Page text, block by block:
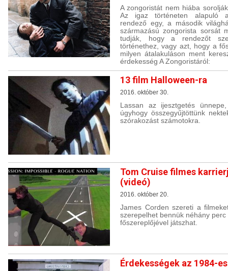
A zongoristát nem hiába
Az igaz történeten alapuló
rendező egy, a második
származású zongorista sorsát
tudják, hogy a rendezőt
történethez, vagy azt, hogy a
milyen átalakuláson ment
érdekesség A Zongoristáról:
13 film Halloween-ra
2016. október 30.
Lassan az ijesztgetés
úgyhogy összegyűjtöttünk
szórakozást számotokra.
Tom Cruise filmes
(videó)
2016. október 20.
James Corden szereti a
szerepelhet bennük néhány
főszereplőjével játszhat.
Érdekességek az 1984-